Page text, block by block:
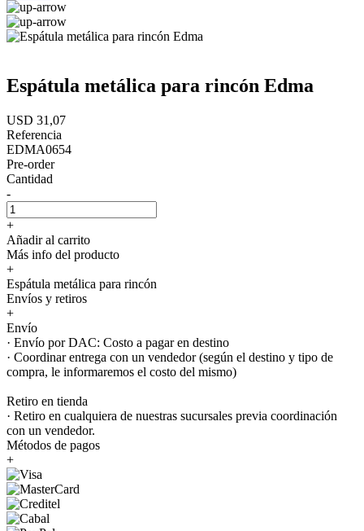
Espátula metálica para rincón Edma
USD 31,07
Referencia
EDMA0654
Pre-order
Cantidad
-
+
Añadir al carrito
Más info del producto
+
Espátula metálica para rincón
Envíos y retiros
+
Envío
· Envío por DAC: Costo a pagar en destino
· Coordinar entrega con un vendedor (según el destino y tipo de
compra, le informaremos el costo del mismo)
Retiro en tienda
· Retiro en cualquiera de nuestras sucursales previa coordinación
con un vendedor.
Métodos de pagos
+